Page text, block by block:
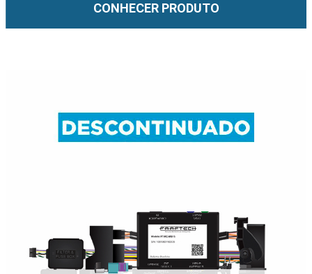
CONHECER PRODUTO